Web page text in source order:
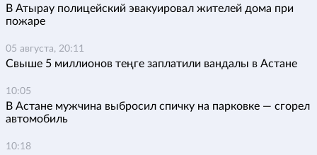
В Атырау полицейский эвакуировал жителей дома при
пожаре
05 августа, 20:11
Свыше 5 миллионов теңге заплатили вандалы в Астане
10:05
В Астане мужчина выбросил спичку на парковке — сгорел
автомобиль
10:18